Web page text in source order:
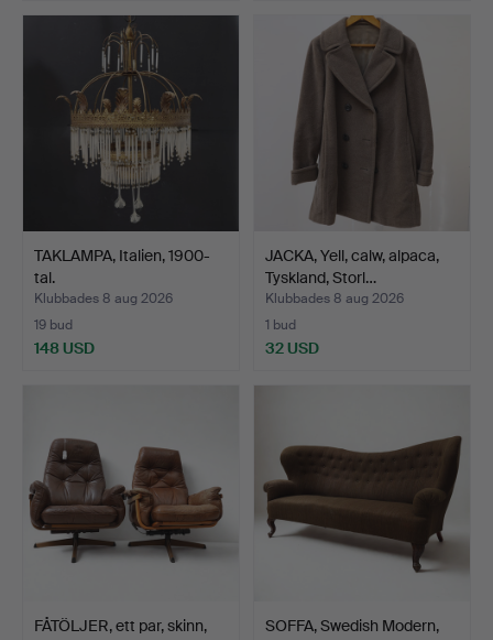
TAKLAMPA, Italien, 1900-
tal.
Klubbades 8 aug 2026
19 bud
148 USD
JACKA, Yell, calw, alpaca,
Tyskland, Storl…
Klubbades 8 aug 2026
1 bud
32 USD
FÅTÖLJER, ett par, skinn,
SOFFA, Swedish Modern,